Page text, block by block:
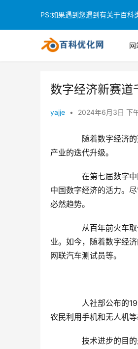
网
数字经济新赛道
yajje • 2024年6月3日 下
随着数字经济的
产业的迭代升级。
在第七届数字中
中国数字经济的活力。
必然趋势。
从百年前火车取
业。如今，随着数字经
网联汽车测试员等。
人社部公布的19
农民利用手机和无人机
技术进步的目的
PS:如果遇到您遇到有关于百科